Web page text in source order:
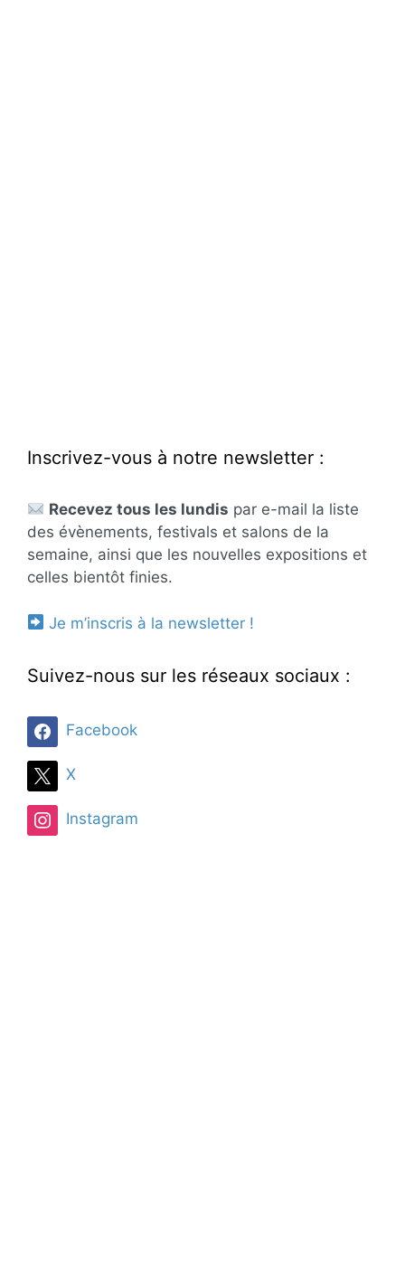
Inscrivez-vous à notre newsletter :
Recevez tous les lundis par e-mail la liste
des évènements, festivals et salons de la
semaine, ainsi que les nouvelles expositions et
celles bientôt finies.
Je m’inscris à la newsletter !
Suivez-nous sur les réseaux sociaux :
Facebook
X
Instagram